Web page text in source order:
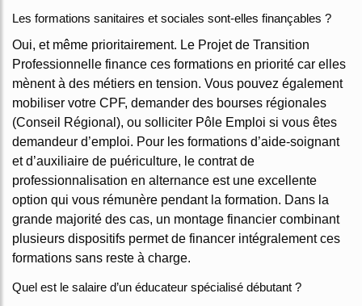
Les formations sanitaires et sociales sont-elles finançables ?
Oui, et même prioritairement. Le Projet de Transition
Professionnelle finance ces formations en priorité car elles
mènent à des métiers en tension. Vous pouvez également
mobiliser votre CPF, demander des bourses régionales
(Conseil Régional), ou solliciter Pôle Emploi si vous êtes
demandeur d’emploi. Pour les formations d’aide-soignant
et d’auxiliaire de puériculture, le contrat de
professionnalisation en alternance est une excellente
option qui vous rémunère pendant la formation. Dans la
grande majorité des cas, un montage financier combinant
plusieurs dispositifs permet de financer intégralement ces
formations sans reste à charge.
Quel est le salaire d’un éducateur spécialisé débutant ?